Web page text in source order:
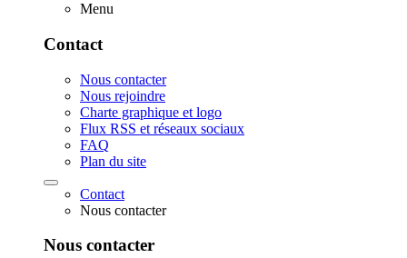
Menu
Contact
Nous contacter
Nous rejoindre
Charte graphique et logo
Flux RSS et réseaux sociaux
FAQ
Plan du site
Contact
Nous contacter
Nous contacter